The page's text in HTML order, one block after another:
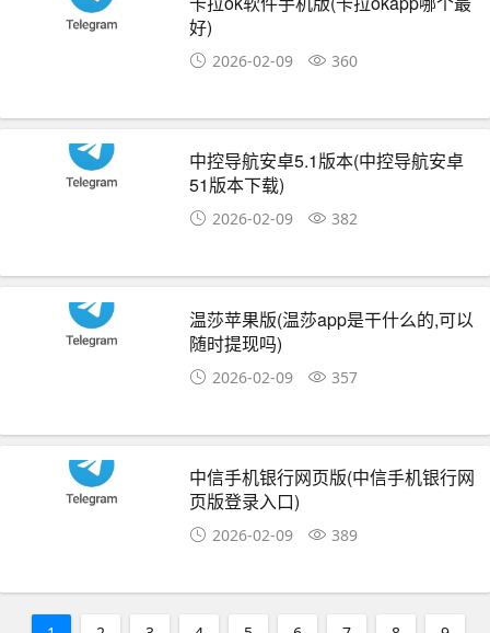
好)
2026-02-09 360
中控导航安卓5.1版本(中控导航安卓
51版本下载)
2026-02-09 382
温莎苹果版(温莎app是干什么的,可以
随时提现吗)
2026-02-09 357
中信手机银行网页版(中信手机银行网
页版登录入口)
2026-02-09 389